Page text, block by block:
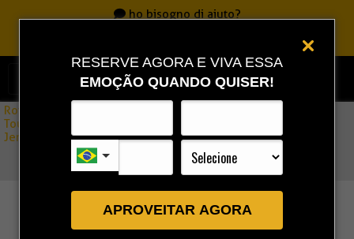
RESERVE AGORA E VIVA ESSA
EMOÇÃO QUANDO QUISER!
APROVEITAR AGORA
ho bisogno di aiuto?
Rota Combo
Tour Jijoca Blue Lagoon and Paradise – East Side of
Jericoacoara (condiviso) 2026